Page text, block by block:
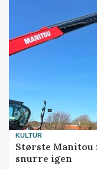
KULTUR
Største Manitou
snurre igen